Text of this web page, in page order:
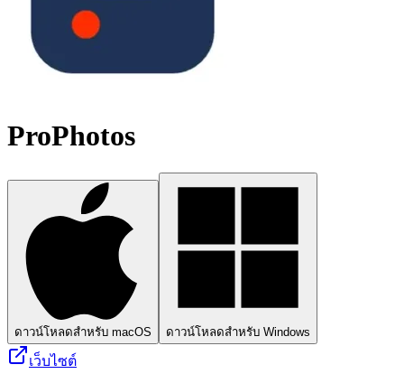
ProPhotos
ดาวน์โหลดสำหรับ macOS ดาวน์โหลดสำหรับ Windows
เว็บไซต์